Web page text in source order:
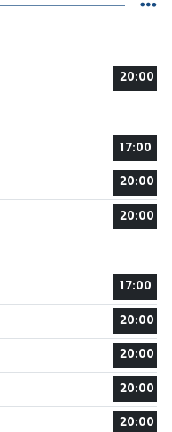
20:00
17:00
20:00
20:00
17:00
20:00
20:00
20:00
20:00